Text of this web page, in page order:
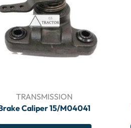
TRANSMISSION
Caliper 15/M04041